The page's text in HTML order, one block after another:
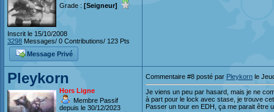
Grade : [Seigneur]
Inscrit le 15/10/2008
3298 Messages/ 0 Contributions/ 123 Pts
Message Privé
Pleykorn
Hors Ligne
Membre Passif
depuis le 30/12/2023
Commentaire #8 posté par Pleykorn le
Je viens un peu par hasard, mais je ne
à part pour le lock avec stase, je trouve
Passer un tour en EDH, ça me parait être